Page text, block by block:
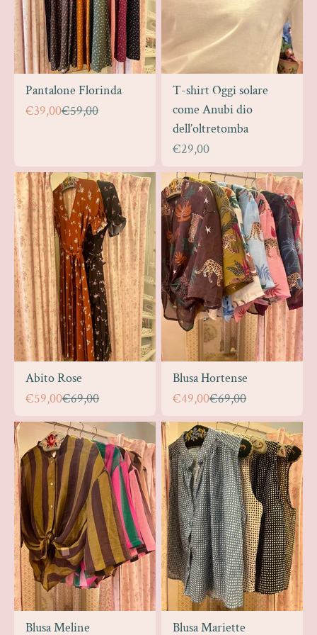
Pantalone Florinda
Prezzo scontato
€39,00Prezzo
€59,00
T-shirt Oggi solare
come Anubi dio
dell’oltretomba
Prezzo scontato
€29,00
Abito Rose
Prezzo scontato
€59,00Prezzo
€69,00
Blusa Hortense
Prezzo scontato
€49,00Prezzo
€69,00
Blusa Meline Blusa Mariette